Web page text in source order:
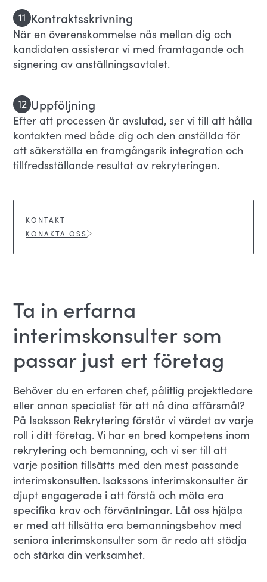
11 Kontraktsskrivning
När en överenskommelse nås mellan dig och
kandidaten assisterar vi med framtagande och
signering av anställningsavtalet.
12 Uppföljning
Efter att processen är avslutad, ser vi till att hålla
kontakten med både dig och den anställda för
att säkerställa en framgångsrik integration och
tillfredsställande resultat av rekryteringen.
KONTAKT
KONAKTA OSS
Ta in erfarna
interimskonsulter som
passar just ert företag
Behöver du en erfaren chef, pålitlig projektledare
eller annan specialist för att nå dina affärsmål?
På Isaksson Rekrytering förstår vi värdet av varje
roll i ditt företag. Vi har en bred kompetens inom
rekrytering och bemanning, och vi ser till att
varje position tillsätts med den mest passande
interimskonsulten. Isakssons interimskonsulter är
djupt engagerade i att förstå och möta era
specifika krav och förväntningar. Låt oss hjälpa
er med att tillsätta era bemanningsbehov med
seniora interimskonsulter som är redo att stödja
och stärka din verksamhet.